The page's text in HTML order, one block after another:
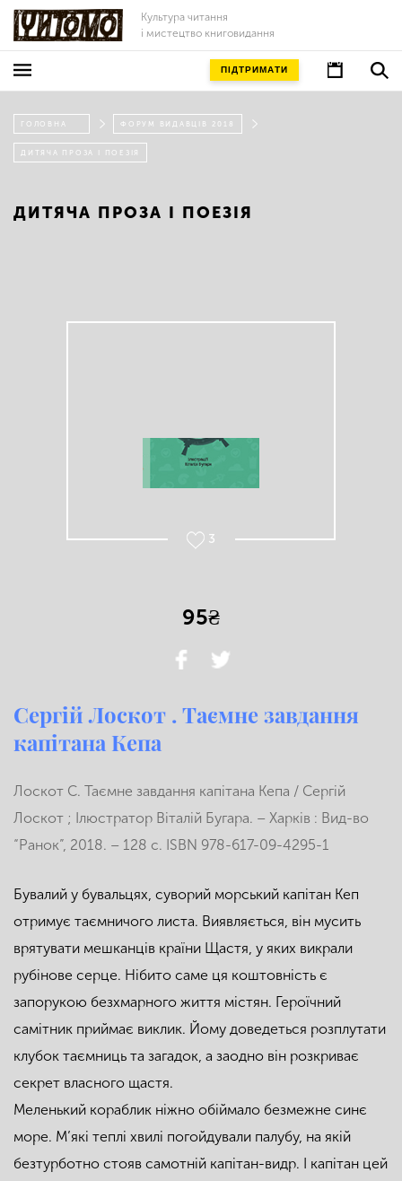
Культура читання
і мистецтво книговидання
ПІДТРИМАТИ
ГОЛОВНА ФОРУМ ВИДАВЦІВ 2018
ДИТЯЧА ПРОЗА І ПОЕЗІЯ
ДИТЯЧА ПРОЗА І ПОЕЗІЯ
3
95₴
Сергій Лоскот . Таємне завдання
капітана Кепа
Лоскот С. Таємне завдання капітана Кепа / Сергій
Лоскот ; Ілюстратор Віталій Бугара. – Харків : Вид-во
“Ранок”, 2018. – 128 с. ISBN 978-617-09-4295-1
Бувалий у бувальцях, суворий морський капітан Кеп
отримує таємничого листа. Виявляється, він мусить
врятувати мешканців країни Щастя, у яких викрали
рубінове серце. Нібито саме ця коштовність є
запорукою безхмарного життя містян. Героїчний
самітник приймає виклик. Йому доведеться розплутати
клубок таємниць та загадок, а заодно він розкриває
секрет власного щастя.
Меленький кораблик ніжно обіймало безмежне синє
море. М’які теплі хвилі погойдували палубу, на якій
безтурботно стояв самотній капітан-видр. І капітан цей